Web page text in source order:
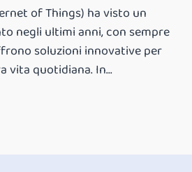
of Things) ha visto un
negli ultimi anni, con sempre
soluzioni innovative per
vita quotidiana. In...